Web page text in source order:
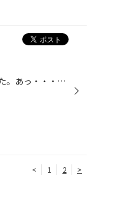
ども(^^)/ こんにちは、荒木です 昨日結婚式で熊本に行ってまいりました。あっ・・・友達のです ふつうは、結婚式の写真等を載せるべきなんですが・・・(-_-;) あまりにも人様にお見せできるような画像ではない為控えさせていただきます。 スゴクいい結婚式だったんです！泣き・笑い・感動・笑い・...
< 1 2 >